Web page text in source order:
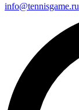
info@tennisgame.ru